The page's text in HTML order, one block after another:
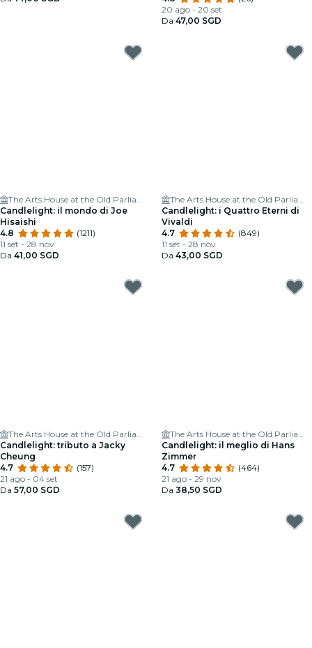
20 ago - 20 set
Da 47,00 SGD
The Arts House at the Old Parliament
Candlelight: il mondo di Joe
Hisaishi
4.8
(1211)
11 set - 28 nov
Da 41,00 SGD
The Arts House at the Old Parliament
Candlelight: i Quattro Eterni di
Vivaldi
4.7
(849)
11 set - 28 nov
Da 43,00 SGD
The Arts House at the Old Parliament
Candlelight: tributo a Jacky
Cheung
4.7
(157)
21 ago - 04 set
Da 57,00 SGD
The Arts House at the Old Parliament
Candlelight: il meglio di Hans
Zimmer
4.7
(464)
21 ago - 29 nov
Da 38,50 SGD